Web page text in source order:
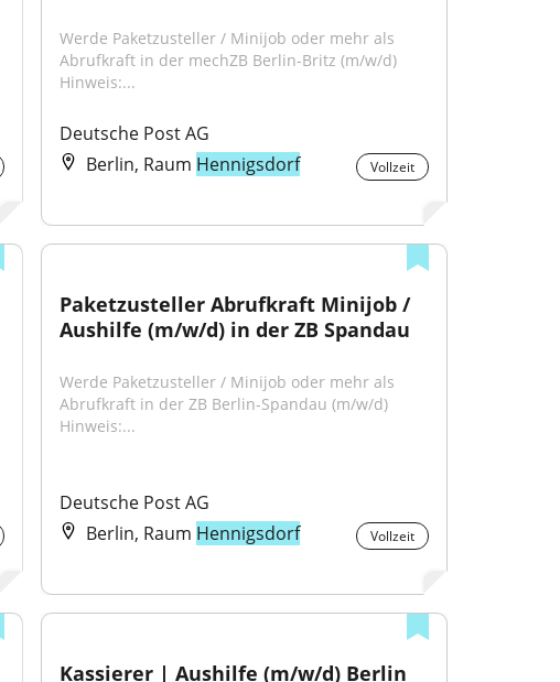
Werde Paketzusteller / Minijob oder mehr als
Abrufkraft in der mechZB Berlin-Britz (m/w/d)
Hinweis:...
Deutsche Post AG
Berlin, Raum Hennigsdorf Vollzeit
Paketzusteller Abrufkraft Minijob /
Aushilfe (m/w/d) in der ZB Spandau
Werde Paketzusteller / Minijob oder mehr als
Abrufkraft in der ZB Berlin-Spandau (m/w/d)
Hinweis:...
Deutsche Post AG
Berlin, Raum Hennigsdorf Vollzeit
Kassierer | Aushilfe (m/w/d) Berlin